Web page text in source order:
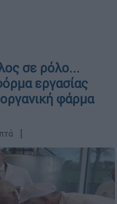
σε ρόλο...
εργασίας
φάρμα
┋